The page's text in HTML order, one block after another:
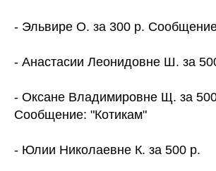
- Эльвире О. за 300 р.
- Анастасии Леонидовне Ш. за
- Оксане Владимировне Щ. за
Сообщение: "Котикам"
- Юлии Николаевне К. за 500 р.